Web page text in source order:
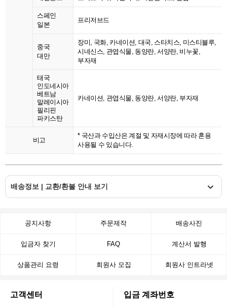
스페인
일본
프리저브드
중국
대만
장미, 국화, 카네이션, 대국, 스타치스, 미스티블루,
시네신스, 관엽식물, 동양란, 서양란, 비누꽃,
부자재
태국
인도네시아
베트남
말레이시아
필리핀
파키스탄
카네이션, 관엽식물, 동양란, 서양란, 부자재
비고
* 국산과 수입산은 계절 및 자재시장에 따라 혼용
사용될 수 있습니다.
배송정보 | 교환/환불 안내 보기
공지사항 주문제작 배송사진
입금자 찾기 FAQ 계산서 발행
상품관리 요령 회원사 모집 회원사 인트라넷
고객센터
입금 계좌번호